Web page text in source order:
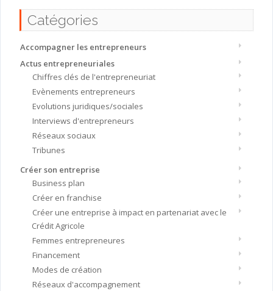
Catégories
Accompagner les entrepreneurs
Actus entrepreneuriales
Chiffres clés de l'entrepreneuriat
Evènements entrepreneurs
Evolutions juridiques/sociales
Interviews d'entrepreneurs
Réseaux sociaux
Tribunes
Créer son entreprise
Business plan
Créer en franchise
Créer une entreprise à impact en partenariat avec le
Crédit Agricole
Femmes entrepreneures
Financement
Modes de création
Réseaux d'accompagnement